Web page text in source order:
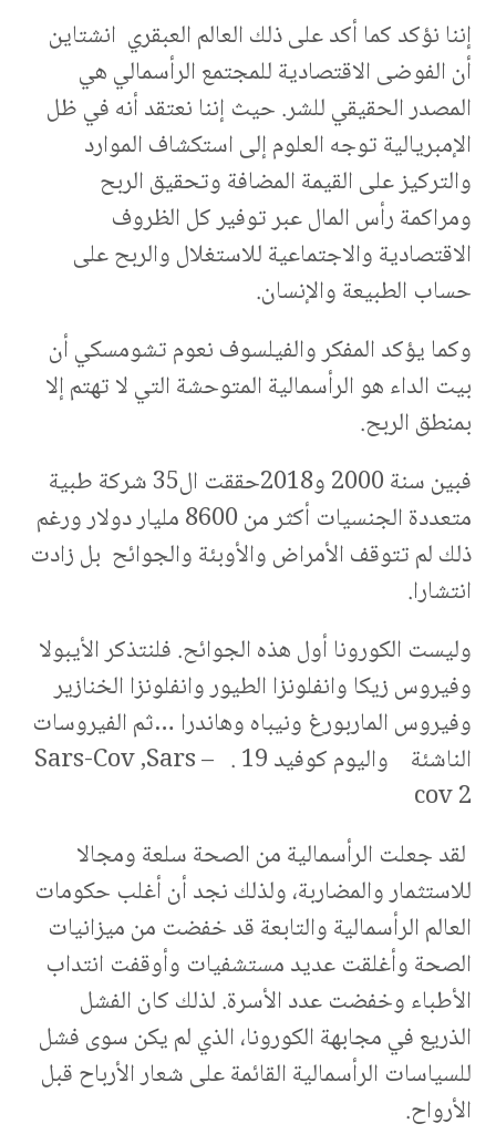
إننا نؤكد كما أكد على ذلك العالم العبقري انشتاين
أن الفوضى الاقتصادية للمجتمع الرأسمالي هي
المصدر الحقيقي للشر. حيث إننا نعتقد أنه في ظل
الإمبريالية توجه العلوم إلى استكشاف الموارد
والتركيز على القيمة المضافة وتحقيق الربح
ومراكمة رأس المال عبر توفير كل الظروف
الاقتصادية والاجتماعية للاستغلال والربح على
حساب الطبيعة والإنسان.
وكما يؤكد المفكر والفيلسوف نعوم تشومسكي أن
بيت الداء هو الرأسمالية المتوحشة التي لا تهتم إلا
بمنطق الربح.
فبين سنة 2000 و2018حققت ال35 شركة طبية
متعددة الجنسيات أكثر من 8600 مليار دولار ورغم
ذلك لم تتوقف الأمراض والأوبئة والجوائح بل زادت
انتشارا.
وليست الكورونا أول هذه الجوائح. فلنتذكر الأيبولا
وفيروس زيكا وانفلونزا الطيور وانفلونزا الخنازير
وفيروس الماربورغ ونيباه وهاندرا …ثم الفيروسات
الناشئة واليوم كوفيد 19 . Sars-Cov ,Sars –
cov 2
لقد جعلت الرأسمالية من الصحة سلعة ومجالا
للاستثمار والمضاربة، ولذلك نجد أن أغلب حكومات
العالم الرأسمالية والتابعة قد خفضت من ميزانيات
الصحة وأغلقت عديد مستشفيات وأوقفت انتداب
الأطباء وخفضت عدد الأسرة. لذلك كان الفشل
الذريع في مجابهة الكورونا، الذي لم يكن سوى فشل
للسياسات الرأسمالية القائمة على شعار الأرباح قبل
الأرواح.